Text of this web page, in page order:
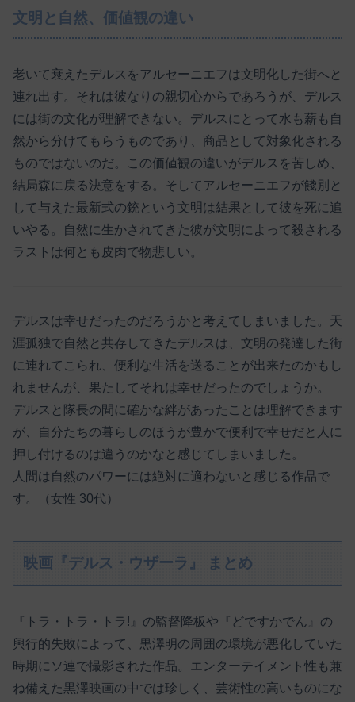
文明と自然、価値観の違い
老いて衰えたデルスをアルセーニエフは文明化した街へと
連れ出す。それは彼なりの親切心からであろうが、デルス
には街の文化が理解できない。デルスにとって水も薪も自
然から分けてもらうものであり、商品として対象化される
ものではないのだ。この価値観の違いがデルスを苦しめ、
結局森に戻る決意をする。そしてアルセーニエフが餞別と
して与えた最新式の銃という文明は結果として彼を死に追
いやる。自然に生かされてきた彼が文明によって殺される
ラストは何とも皮肉で物悲しい。
デルスは幸せだったのだろうかと考えてしまいました。天
涯孤独で自然と共存してきたデルスは、文明の発達した街
に連れてこられ、便利な生活を送ることが出来たのかもし
れませんが、果たしてそれは幸せだったのでしょうか。
デルスと隊長の間に確かな絆があったことは理解できます
が、自分たちの暮らしのほうが豊かで便利で幸せだと人に
押し付けるのは違うのかなと感じてしまいました。
人間は自然のパワーには絶対に適わないと感じる作品で
す。（女性 30代）
映画『デルス・ウザーラ』 まとめ
『トラ・トラ・トラ!』の監督降板や『どですかでん』の
興行的失敗によって、黒澤明の周囲の環境が悪化していた
時期にソ連で撮影された作品。エンターテイメント性も兼
ね備えた黒澤映画の中では珍しく、芸術性の高いものにな